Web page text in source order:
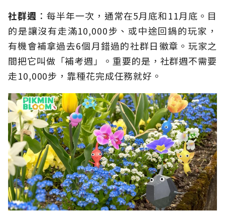
社群週 ：每半年一次，通常在5月底和11月底。目
的是讓沒有走滿10,000步、或中途回鍋的玩家，
有機會補拿過去6個月錯過的社群日徽章。玩家之
間把它叫做「補考週」。重要的是，社群週不需要
走10,000步，靠種花完成任務就好。